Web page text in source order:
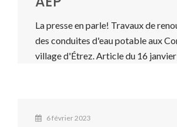
La presse en parle! Travaux de
des conduites d'eau potable aux
village d'Étrez. Article du 16
6 février 2023